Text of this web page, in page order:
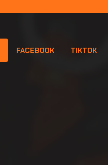
FACEBOOK TIKTOK